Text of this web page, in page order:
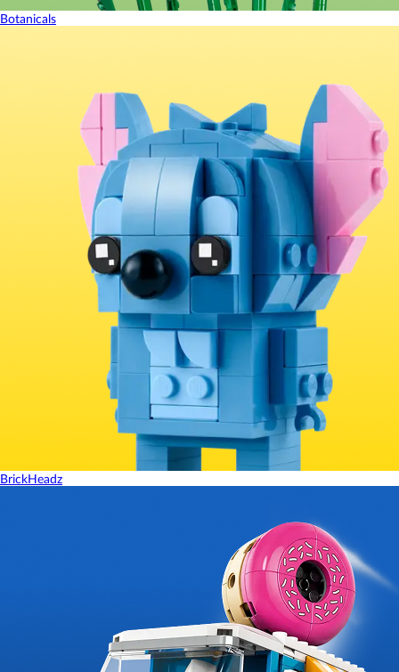
Botanicals
BrickHeadz